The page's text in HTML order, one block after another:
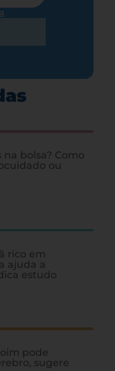
bolsa? Como
ou
rico em
ajuda a
estudo
pode
sugere